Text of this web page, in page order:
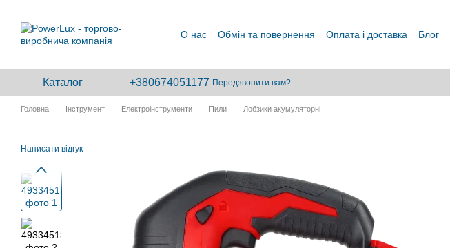
О нас Обмін та повернення Оплата і доставка Блог
Каталог +380674051177 Передзвонити вам?
Головна Інструмент Електроінструменти Пили Лобзики акумуляторні
Написати відгук